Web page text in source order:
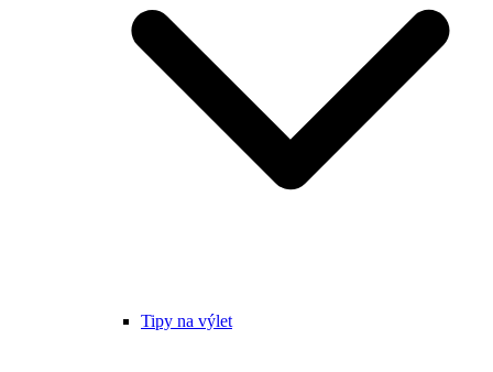
Tipy na výlet